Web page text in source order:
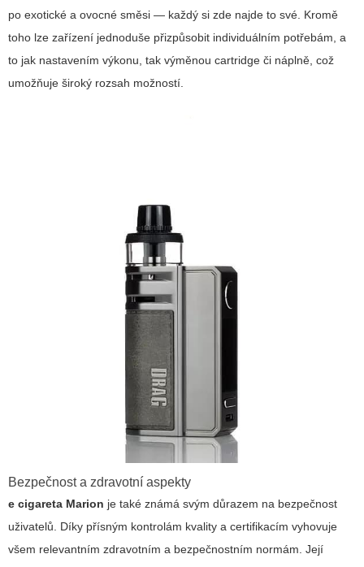
po exotické a ovocné směsi — každý si zde najde to své. Kromě
toho lze zařízení jednoduše přizpůsobit individuálním potřebám, a
to jak nastavením výkonu, tak výměnou cartridge či náplně, což
umožňuje široký rozsah možností.
Bezpečnost a zdravotní aspekty
e cigareta Marion je také známá svým důrazem na bezpečnost
uživatelů. Díky přísným kontrolám kvality a certifikacím vyhovuje
všem relevantním zdravotním a bezpečnostním normám. Její